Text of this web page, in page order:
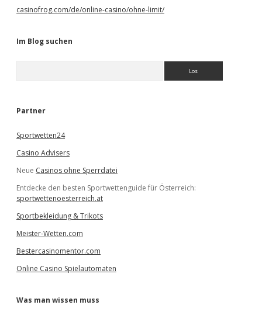
casinofrog.com/de/online-casino/ohne-limit/
Im Blog suchen
e
Partner
Sportwetten24
Casino Advisers
Neue Casinos ohne Sperrdatei
Entdecke den besten Sportwettenguide für Österreich:
sportwettenoesterreich.at
Sportbekleidung & Trikots
Meister-Wetten.com
Bestercasinomentor.com
Online Casino Spielautomaten
Was man wissen muss